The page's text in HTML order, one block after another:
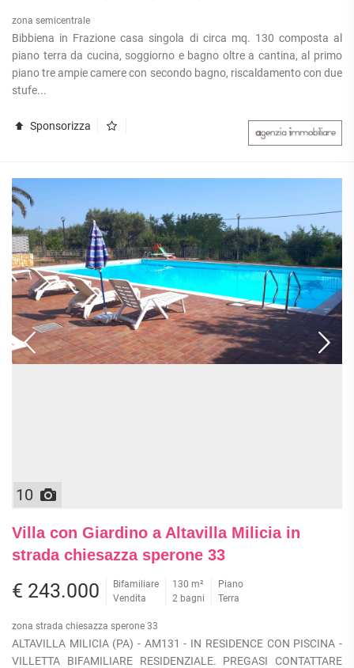
zona semicentrale
Bibbiena in Frazione casa singola di circa mq. 130 composta al
piano terra da cucina, soggiorno e bagno oltre a cantina, al primo
piano tre ampie camere con secondo bagno, riscaldamento con due
stufe...
Sponsorizza
10
Villa con Giardino a Altavilla Milicia in
strada chiesazza sperone 33
€ 243.000
Bifamiliare
Vendita
130 m²
2 bagni
Piano
Terra
zona strada chiesazza sperone 33
ALTAVILLA MILICIA (PA) - AM131 - IN RESIDENCE CON PISCINA -
VILLETTA BIFAMILIARE RESIDENZIALE. PREGASI CONTATTARE